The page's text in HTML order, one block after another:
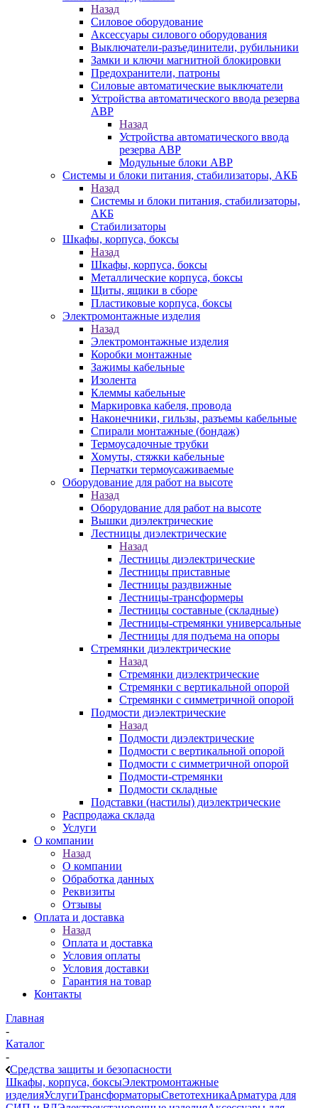
Назад
Силовое оборудование
Аксессуары силового оборудования
Выключатели-разъединители, рубильники
Замки и ключи магнитной блокировки
Предохранители, патроны
Силовые автоматические выключатели
Устройства автоматического ввода резерва
АВР
Назад
Устройства автоматического ввода
резерва АВР
Модульные блоки АВР
Системы и блоки питания, стабилизаторы, АКБ
Назад
Системы и блоки питания, стабилизаторы,
АКБ
Стабилизаторы
Шкафы, корпуса, боксы
Назад
Шкафы, корпуса, боксы
Металлические корпуса, боксы
Щиты, ящики в сборе
Пластиковые корпуса, боксы
Электромонтажные изделия
Назад
Электромонтажные изделия
Коробки монтажные
Зажимы кабельные
Изолента
Клеммы кабельные
Маркировка кабеля, провода
Наконечники, гильзы, разъемы кабельные
Спирали монтажные (бондаж)
Термоусадочные трубки
Хомуты, стяжки кабельные
Перчатки термоусаживаемые
Оборудование для работ на высоте
Назад
Оборудование для работ на высоте
Вышки диэлектрические
Лестницы диэлектрические
Назад
Лестницы диэлектрические
Лестницы приставные
Лестницы раздвижные
Лестницы-трансформеры
Лестницы составные (складные)
Лестницы-стремянки универсальные
Лестницы для подъема на опоры
Стремянки диэлектрические
Назад
Стремянки диэлектрические
Стремянки с вертикальной опорой
Стремянки с симметричной опорой
Подмости диэлектрические
Назад
Подмости диэлектрические
Подмости с вертикальной опорой
Подмости с симметричной опорой
Подмости-стремянки
Подмости складные
Подставки (настилы) диэлектрические
Распродажа склада
Услуги
О компании
Назад
О компании
Обработка данных
Реквизиты
Отзывы
Оплата и доставка
Назад
Оплата и доставка
Условия оплаты
Условия доставки
Гарантия на товар
Контакты
Главная
-
Каталог
-
Средства защиты и безопасности
Шкафы, корпуса, боксыЭлектромонтажные
изделияУслугиТрансформаторыСветотехникаАрматура для